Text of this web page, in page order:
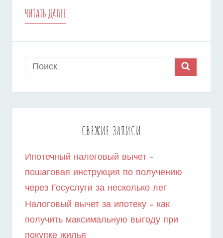
ЧИТАТЬ ДАЛЕЕ
ЧЕРЕЗ
ГОСУСЛУГИ
–
ПРОСТОЕ
Search
for:
СВЕЖИЕ ЗАПИСИ
Ипотечный налоговый вычет –
пошаговая инструкция по получению
через Госуслуги за несколько лет
Налоговый вычет за ипотеку – как
получить максимальную выгоду при
покупке жилья